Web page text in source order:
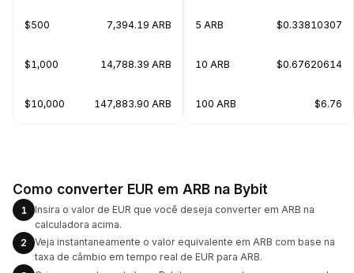
$500 7,394.19 ARB
$1,000 14,788.39 ARB
$10,000 147,883.90 ARB
5 ARB $0.33810307
10 ARB $0.67620614
100 ARB $6.76
Como converter EUR em ARB na Bybit
1
Insira o valor de EUR que você deseja converter em ARB na
calculadora acima.
2
Veja instantaneamente o valor equivalente em ARB com base na
taxa de câmbio em tempo real de EUR para ARB.